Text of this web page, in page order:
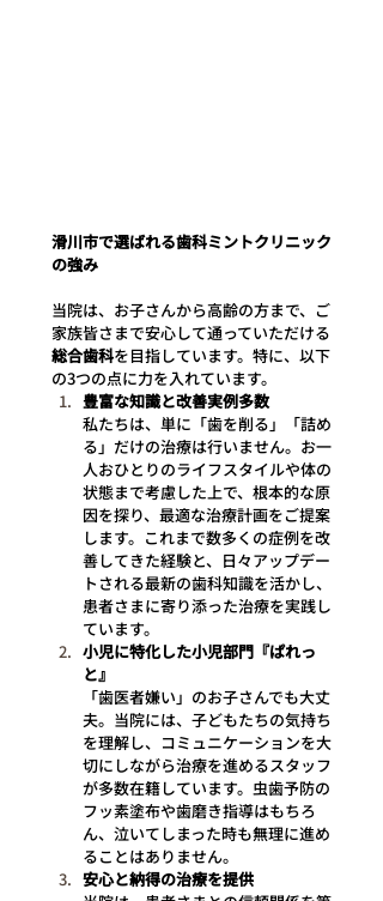
滑川市で選ばれる歯科ミントクリニック
の強み
当院は、お子さんから高齢の方まで、ご
家族皆さまで安心して通っていただける
総合歯科を目指しています。特に、以下
の3つの点に力を入れています。
豊富な知識と改善実例多数
私たちは、単に「歯を削る」「詰め
る」だけの治療は行いません。お一
人おひとりのライフスタイルや体の
状態まで考慮した上で、根本的な原
因を探り、最適な治療計画をご提案
します。これまで数多くの症例を改
善してきた経験と、日々アップデー
トされる最新の歯科知識を活かし、
患者さまに寄り添った治療を実践し
ています。
小児に特化した小児部門『ぱれっ
と』
「歯医者嫌い」のお子さんでも大丈
夫。当院には、子どもたちの気持ち
を理解し、コミュニケーションを大
切にしながら治療を進めるスタッフ
が多数在籍しています。虫歯予防の
フッ素塗布や歯磨き指導はもちろ
ん、泣いてしまった時も無理に進め
ることはありません。
安心と納得の治療を提供